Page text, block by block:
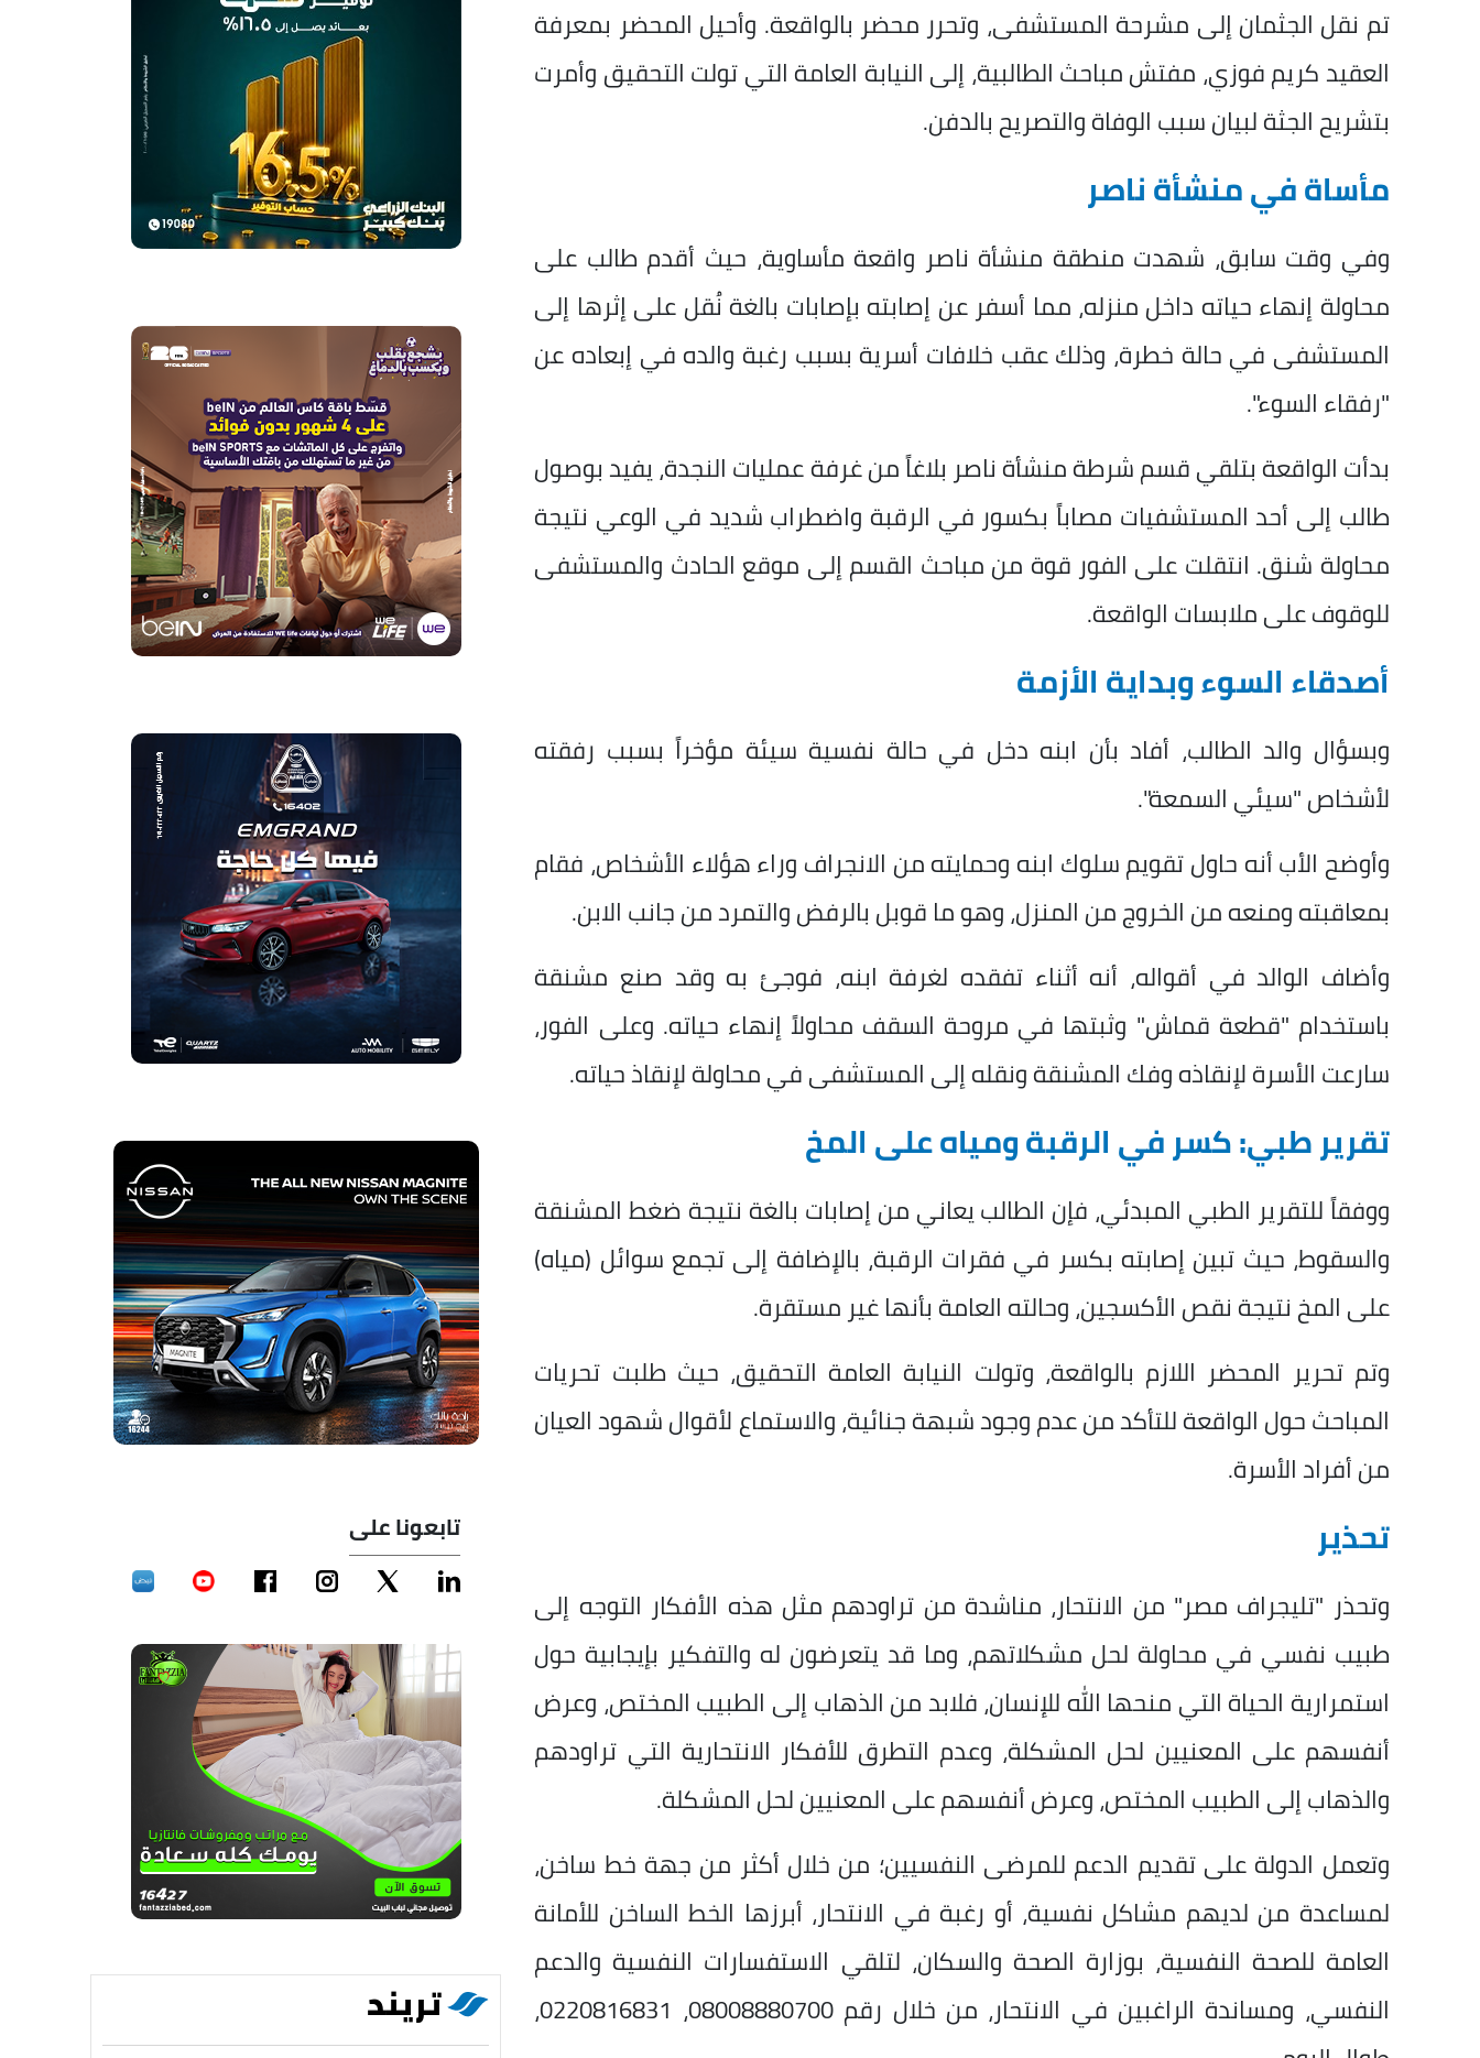
تم نقل الجثمان إلى مشرحة المستشفى، وتحرر محضر بالواقعة. وأحيل المحضر بمعرفة
العقيد كريم فوزي، مفتش مباحث الطالبية، إلى النيابة العامة التي تولت التحقيق وأمرت
بتشريح الجثة لبيان سبب الوفاة والتصريح بالدفن.
مأساة في منشأة ناصر
وفي وقت سابق، شهدت منطقة منشأة ناصر واقعة مأساوية، حيث أقدم طالب على
محاولة إنهاء حياته داخل منزله، مما أسفر عن إصابته بإصابات بالغة نُقل على إثرها إلى
المستشفى في حالة خطرة، وذلك عقب خلافات أسرية بسبب رغبة والده في إبعاده عن
"رفقاء السوء".
بدأت الواقعة بتلقي قسم شرطة منشأة ناصر بلاغاً من غرفة عمليات النجدة، يفيد بوصول
طالب إلى أحد المستشفيات مصاباً بكسور في الرقبة واضطراب شديد في الوعي نتيجة
محاولة شنق. انتقلت على الفور قوة من مباحث القسم إلى موقع الحادث والمستشفى
للوقوف على ملابسات الواقعة.
أصدقاء السوء وبداية الأزمة
وبسؤال والد الطالب، أفاد بأن ابنه دخل في حالة نفسية سيئة مؤخراً بسبب رفقته
لأشخاص "سيئي السمعة".
وأوضح الأب أنه حاول تقويم سلوك ابنه وحمايته من الانجراف وراء هؤلاء الأشخاص، فقام
بمعاقبته ومنعه من الخروج من المنزل، وهو ما قوبل بالرفض والتمرد من جانب الابن.
وأضاف الوالد في أقواله، أنه أثناء تفقده لغرفة ابنه، فوجئ به وقد صنع مشنقة
باستخدام "قطعة قماش" وثبتها في مروحة السقف محاولاً إنهاء حياته. وعلى الفور،
سارعت الأسرة لإنقاذه وفك المشنقة ونقله إلى المستشفى في محاولة لإنقاذ حياته.
تقرير طبي: كسر في الرقبة ومياه على المخ
ووفقاً للتقرير الطبي المبدئي، فإن الطالب يعاني من إصابات بالغة نتيجة ضغط المشنقة
والسقوط، حيث تبين إصابته بكسر في فقرات الرقبة، بالإضافة إلى تجمع سوائل (مياه)
على المخ نتيجة نقص الأكسجين، وحالته العامة بأنها غير مستقرة.
وتم تحرير المحضر اللازم بالواقعة، وتولت النيابة العامة التحقيق، حيث طلبت تحريات
المباحث حول الواقعة للتأكد من عدم وجود شبهة جنائية، والاستماع لأقوال شهود العيان
من أفراد الأسرة.
تحذير
وتحذر "تليجراف مصر" من الانتحار، مناشدة من تراودهم مثل هذه الأفكار التوجه إلى
طبيب نفسي في محاولة لحل مشكلاتهم، وما قد يتعرضون له والتفكير بإيجابية حول
استمرارية الحياة التي منحها الله للإنسان، فلابد من الذهاب إلى الطبيب المختص، وعرض
أنفسهم على المعنيين لحل المشكلة، وعدم التطرق للأفكار الانتحارية التي تراودهم
والذهاب إلى الطبيب المختص، وعرض أنفسهم على المعنيين لحل المشكلة.
وتعمل الدولة على تقديم الدعم للمرضى النفسيين؛ من خلال أكثر من جهة خط ساخن،
لمساعدة من لديهم مشاكل نفسية، أو رغبة في الانتحار، أبرزها الخط الساخن للأمانة
العامة للصحة النفسية، بوزارة الصحة والسكان، لتلقي الاستفسارات النفسية والدعم
النفسي، ومساندة الراغبين في الانتحار، من خلال رقم 08008880700، 0220816831،
تابعونا على
تريند